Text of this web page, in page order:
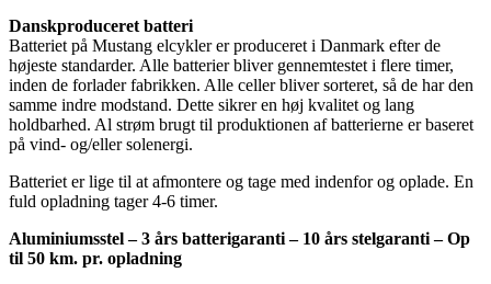
Danskproduceret batteri
Batteriet på Mustang elcykler er produceret i Danmark efter de
højeste standarder. Alle batterier bliver gennemtestet i flere timer,
inden de forlader fabrikken. Alle celler bliver sorteret, så de har den
samme indre modstand. Dette sikrer en høj kvalitet og lang
holdbarhed. Al strøm brugt til produktionen af batterierne er baseret
på vind- og/eller solenergi.
Batteriet er lige til at afmontere og tage med indenfor og oplade. En
fuld opladning tager 4-6 timer.
Aluminiumsstel – 3 års batterigaranti – 10 års stelgaranti – Op
til 50 km. pr. opladning